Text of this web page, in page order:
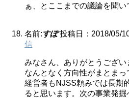
ぁ、とここまでの議論を聞い
名前:すぽ 投稿日：2018/05/
信
みなさん、ありがとうござい
なんとなく方向性がまとまっ
経営者もNJSS頼みでは長期
ると思います。次の事業発